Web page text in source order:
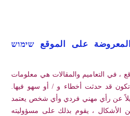
على الموقع שימוש
، في التعاميم والمقالات هي معلومات
قد حدثت أخطاء و / أو سهو فيها.
عن رأي مهني فردي وأي شخص يعتمد
، يقوم بذلك على مسؤوليته